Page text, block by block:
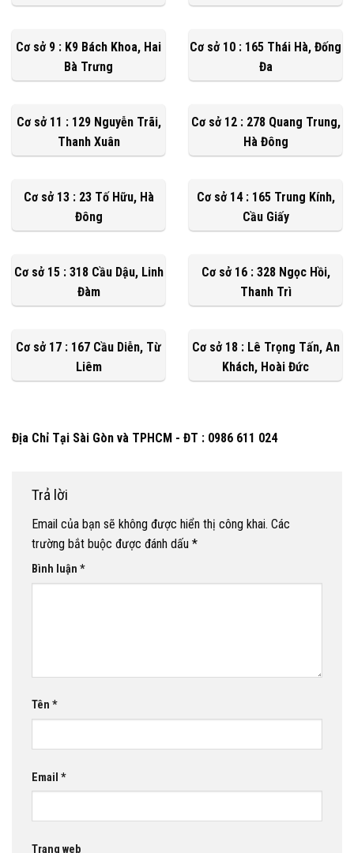
Cơ sở 9 : K9 Bách Khoa, Hai
Bà Trưng
Cơ sở 10 : 165 Thái Hà, Đống
Đa
Cơ sở 11 : 129 Nguyễn Trãi,
Thanh Xuân
Cơ sở 12 : 278 Quang Trung,
Hà Đông
Cơ sở 13 : 23 Tố Hữu, Hà
Đông
Cơ sở 14 : 165 Trung Kính,
Cầu Giấy
Cơ sở 15 : 318 Cầu Dậu, Linh
Đàm
Cơ sở 16 : 328 Ngọc Hồi,
Thanh Trì
Cơ sở 17 : 167 Cầu Diễn, Từ
Liêm
Cơ sở 18 : Lê Trọng Tấn, An
Khách, Hoài Đức
Địa Chỉ Tại Sài Gòn và TPHCM - ĐT : 0986 611 024
Trả lời
Email của bạn sẽ không được hiển thị công khai. Các
trường bắt buộc được đánh dấu *
Bình luận *
Tên *
Email *
Trang web